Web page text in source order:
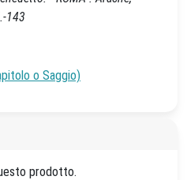
143
o Saggio)
prodotto.